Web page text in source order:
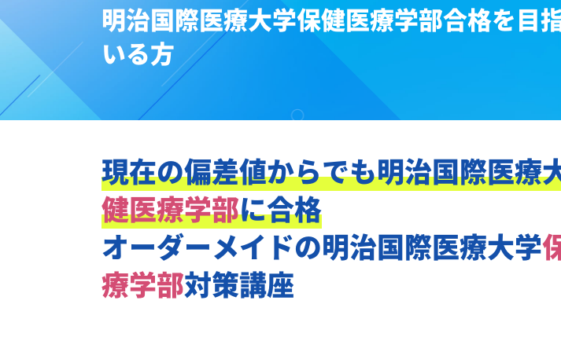
明治国際医療大学保健医療学部合格を目
いる方
現在の偏差値からでも明治国際医療
健医療学部に合格
オーダーメイドの明治国際医療大学
療学部対策講座